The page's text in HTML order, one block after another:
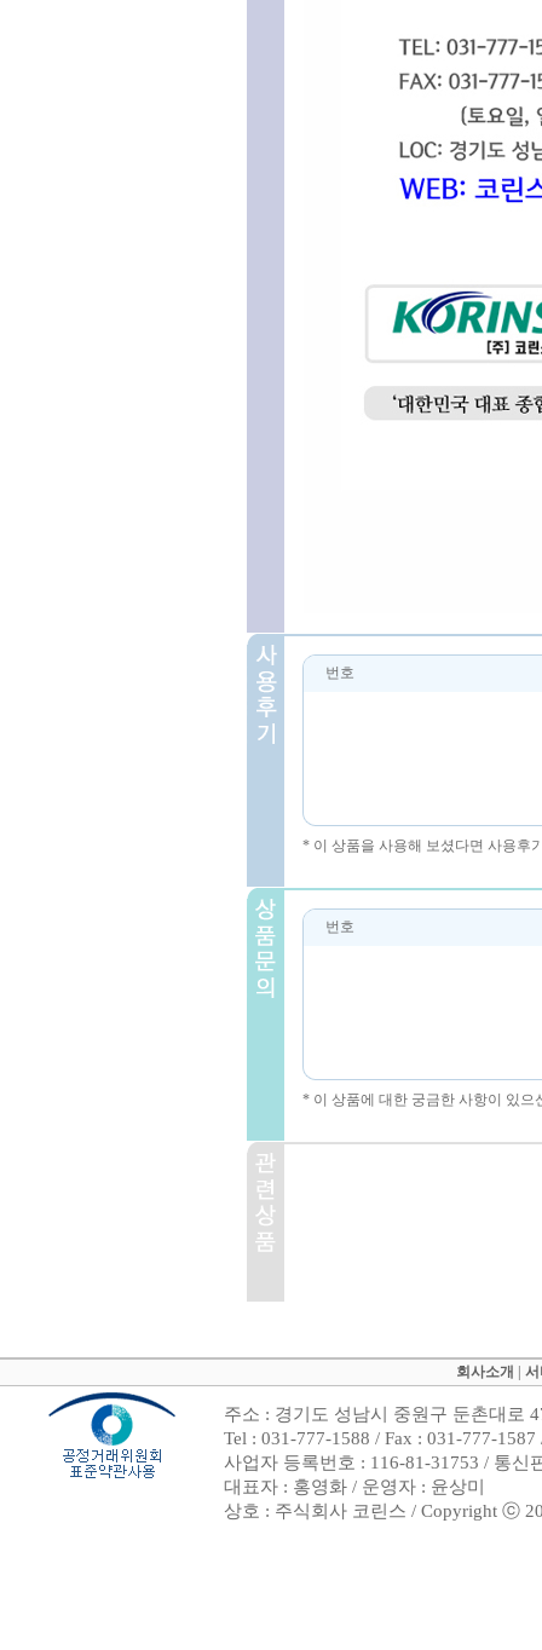
번호
* 이 상품을 사용해 보셨다면 사용후
번호
* 이 상품에 대한 궁금한 사항이 있
회사소개
주소 : 경기도 성남시 중원구 둔촌대로
Tel : 031-777-1588 / Fax : 031-777-
사업자 등록번호 : 116-81-31753 / 통신
대표자 : 홍영화 / 운영자 : 윤상미
상호 : 주식회사 코린스 / Copyright ⓒ